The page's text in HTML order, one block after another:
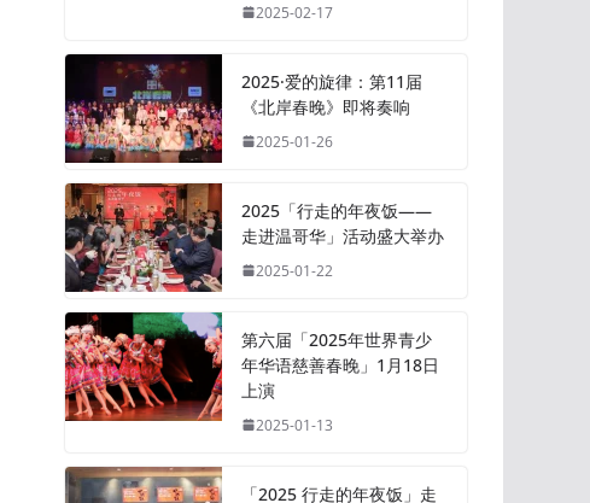
2025-02-17
2025·爱的旋律：第11届
《北岸春晚》即将奏响
2025-01-26
2025「行走的年夜饭——
走进温哥华」活动盛大举办
2025-01-22
第六届「2025年世界青少
年华语慈善春晚」1月18日
上演
2025-01-13
「2025 行走的年夜饭」走